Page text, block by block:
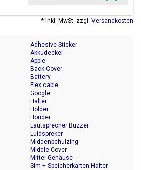
* Inkl. MwSt. zzgl. Versandkosten
Adhesive Sticker
Akkudeckel
Apple
Back Cover
Battery
Flex cable
Google
Halter
Holder
Houder
Lautsprecher Buzzer
Luidspreker
Middenbehuizing
Middle Cover
Mittel Gehäuse
Sim + Speicherkarten Halter